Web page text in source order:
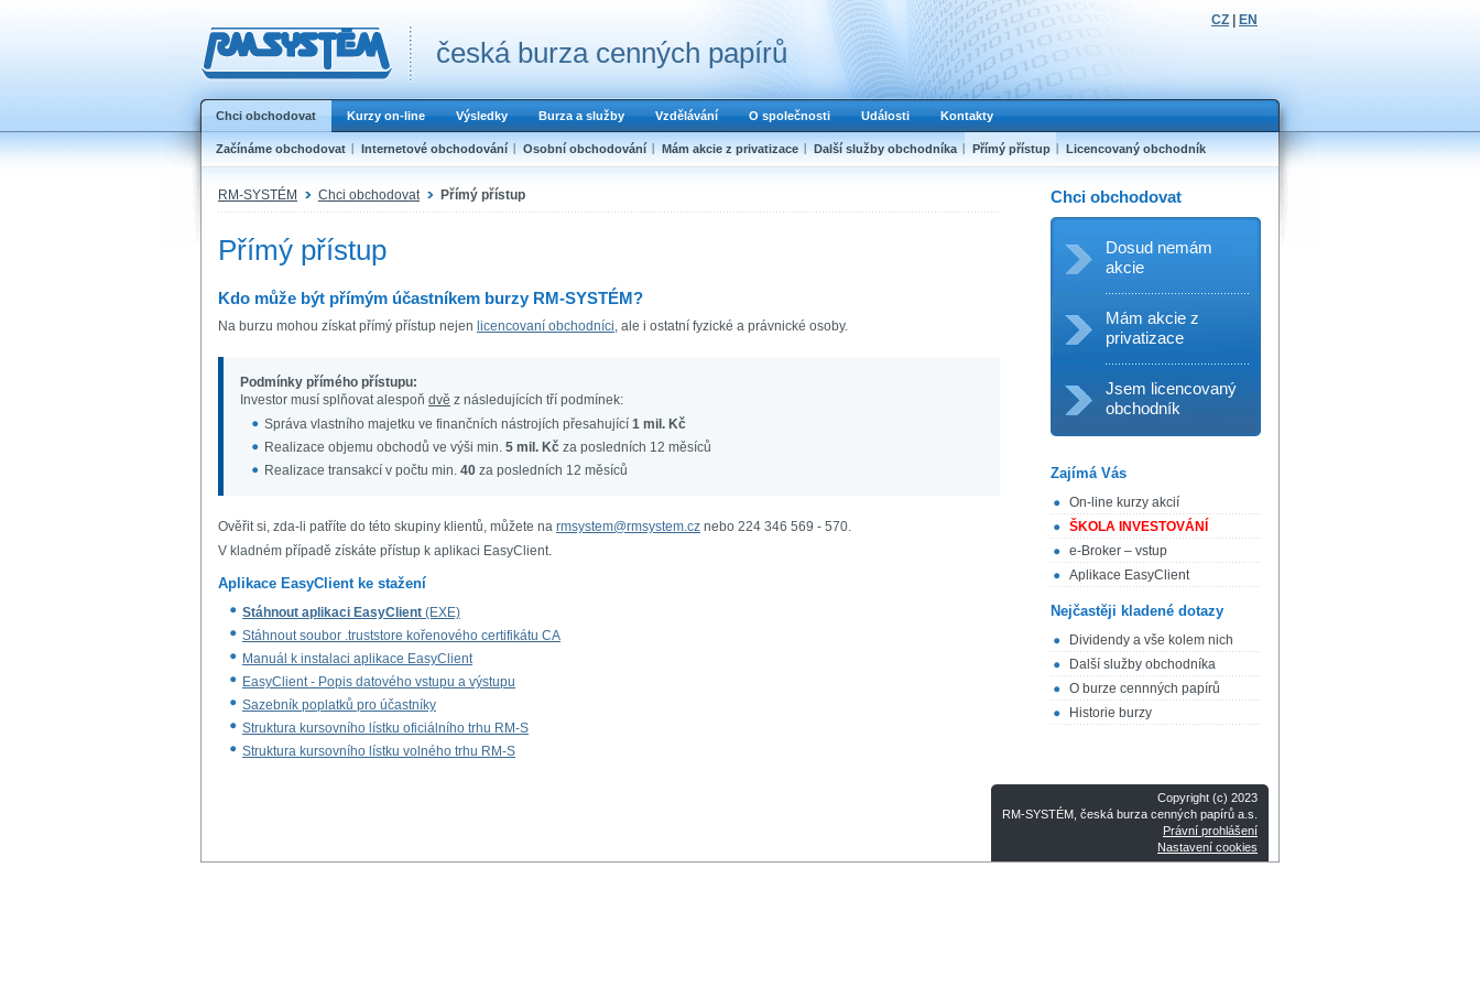
česká burza cenných papírů
CZ EN
Chci obchodovat Kurzy on-line Výsledky Burza a služby Vzdělávání O společnosti Události Kontakty
Začínáme obchodovat Internetové obchodování Osobní obchodování Mám akcie z privatizace Další služby obchodníka Přímý přístup Licencovaný obchodník
RM-SYSTÉM Chci obchodovat Přímý přístup
Přímý přístup
Kdo může být přímým účastníkem burzy RM-SYSTÉM?
Na burzu mohou získat přímý přístup nejen licencovaní obchodníci, ale i ostatní fyzické a právnické osoby.
Podmínky přímého přístupu:
Investor musí splňovat alespoň dvě z následujících tří podmínek:
Správa vlastního majetku ve finančních nástrojích přesahující 1 mil. Kč
Realizace objemu obchodů ve výši min. 5 mil. Kč za posledních 12 měsíců
Realizace transakcí v počtu min. 40 za posledních 12 měsíců
Ověřit si, zda-li patříte do této skupiny klientů, můžete na rmsystem@rmsystem.cz nebo 224 346 569 - 570.
V kladném případě získáte přístup k aplikaci EasyClient.
Aplikace EasyClient ke stažení
Stáhnout aplikaci EasyClient (EXE)
Stáhnout soubor .truststore kořenového certifikátu CA
Manuál k instalaci aplikace EasyClient
EasyClient - Popis datového vstupu a výstupu
Sazebník poplatků pro účastníky
Struktura kursovního lístku oficiálního trhu RM-S
Struktura kursovního lístku volného trhu RM-S
Chci obchodovat
Dosud nemám
akcie
Mám akcie z
privatizace
Jsem licencovaný
obchodník
Zajímá Vás
On-line kurzy akcií
ŠKOLA INVESTOVÁNÍ
e-Broker – vstup
Aplikace EasyClient
Nejčastěji kladené dotazy
Dividendy a vše kolem nich
Další služby obchodníka
O burze cennných papírů
Historie burzy
Copyright (c) 2023
RM-SYSTÉM, česká burza cenných papírů a.s.
Právní prohlášení
Nastavení cookies